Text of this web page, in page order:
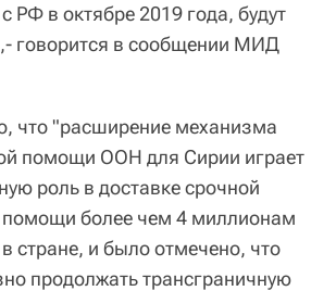
РФ в октябре 2019 года, будут
говорится в сообщении МИД
что "расширение механизма
помощи ООН для Сирии играет
роль в доставке срочной
помощи более чем 4 миллионам
стране, и было отмечено, что
продолжать трансграничную